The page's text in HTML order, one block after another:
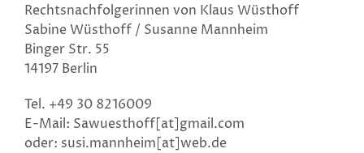
Rechtsnachfolgerinnen von Klaus Wüsthoff
Sabine Wüsthoff / Susanne Mannheim
Binger Str. 55
14197 Berlin
Tel. +49 30 8216009
E-Mail: Sawuesthoff[at]gmail.com
oder: susi.mannheim[at]web.de